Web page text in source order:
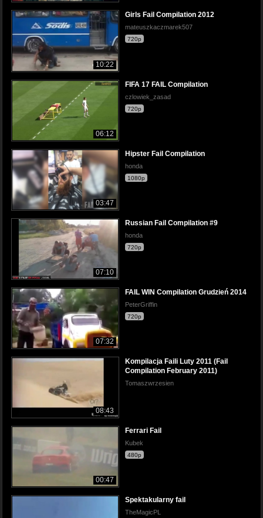
10:22
Girls Fail Compilation 2012
mateuszkaczmarek507
720p
06:12
FIFA 17 FAIL Compilation
czlowiek_zasad
720p
03:47
Hipster Fail Compilation
honda
1080p
07:10
Russian Fail Compilation #9
honda
720p
07:32
FAIL WIN Compilation Grudzień 2014
PeterGriffin
720p
08:43
Kompilacja Faili Luty 2011 (Fail
Compilation February 2011)
Tomaszwrzesien
00:47
Ferrari Fail
Kubek
480p
Spektakularny fail
TheMagicPL